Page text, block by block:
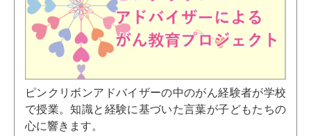
ピンクリボンアドバイザーの中のがん経験者が学校
で授業。知識と経験に基づいた言葉が子どもたちの
心に響きます。